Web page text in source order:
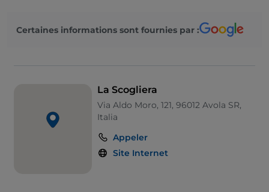
Certaines informations sont fournies par :
La Scogliera
Via Aldo Moro, 121, 96012 Avola SR,
Italia
Appeler
Site Internet